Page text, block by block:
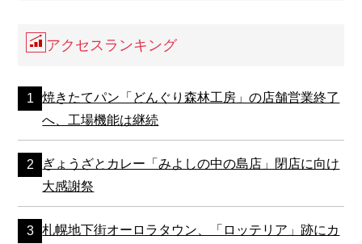
アクセスランキング
焼きたてパン「どんぐり森林工房」の店舗営業終了
へ、工場機能は継続
ぎょうざとカレー「みよしの中の島店」閉店に向け
大感謝祭
札幌地下街オーロラタウン、「ロッテリア」跡にカ